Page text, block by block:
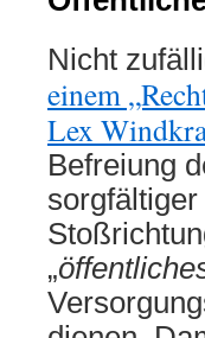
Nicht
einem
Lex
Befreiung
„